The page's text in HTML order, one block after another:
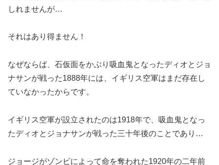
しれませんが…
それはあり得ません！
なぜならば、石仮面をかぶり吸血鬼となったディオとジョ
ナサンが戦った1888年には、イギリス空軍はまだ存在し
ていなかったからです。
イギリス空軍が設立されたのは1918年で、吸血鬼となっ
たディオとジョナサンが戦った三十年後のことであり…
ジョージがゾンビによって命を奪われた1920年の二年前